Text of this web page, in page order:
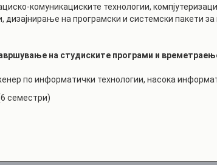
ФИНАНСИИ
ФИНКИ Е МОЈ
ИЗБОР
ЛАБОРАТОРИИ
СТУДЕНТСКА
ОРГАНИЗАЦИИ
РАСПОРЕД НА
комуникациските технологии,
на програмски и системски пакети
на студиските програми и
по информатички технологии, насока
семестри)